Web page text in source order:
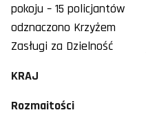
pokoju – 15 policjantów
odznaczono Krzyżem
Zasługi za Dzielność
KRAJ
Rozmaitości